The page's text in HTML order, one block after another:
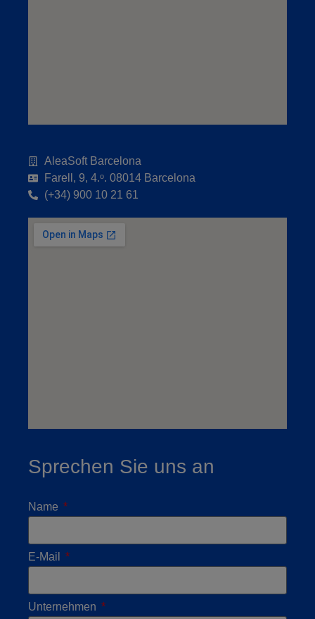
AleaSoft Barcelona
Farell, 9, 4.ᵒ. 08014 Barcelona
(+34) 900 10 21 61
Sprechen Sie uns an
Name
E-Mail
Unternehmen